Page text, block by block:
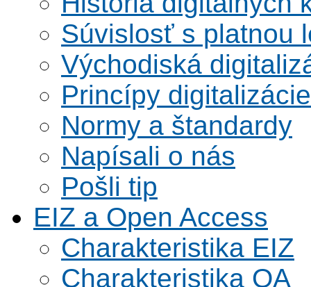
Súvislosť s platnou
Východiská
Princípy digitalizácie
Normy a štandardy
Napísali o nás
Pošli tip
EIZ a Open Access
Charakteristika EIZ
Charakteristika OA